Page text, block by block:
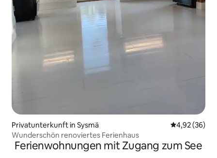
Privatunterkunft in Sysmä
4,92 (36)
Wunderschön renoviertes Ferienhaus
Ferienwohnungen mit Zugang zum See